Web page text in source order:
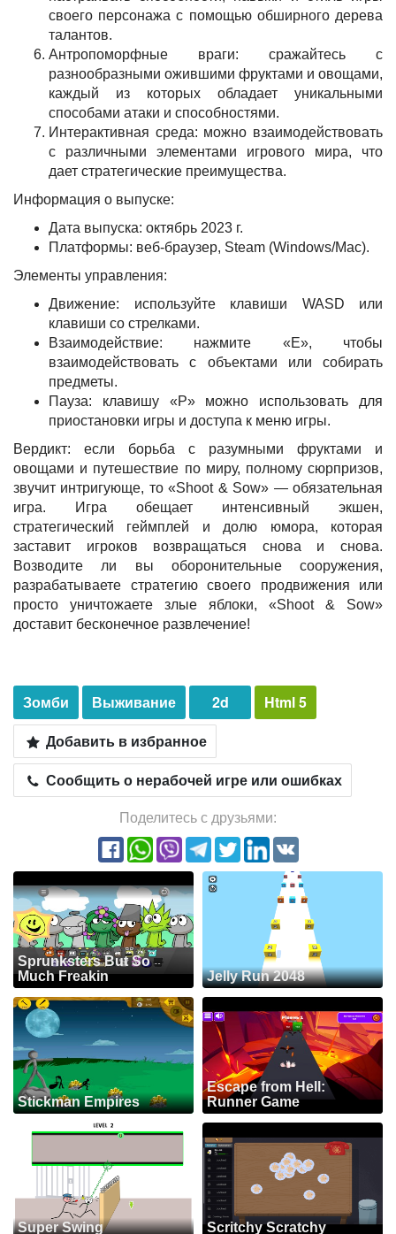
своего персонажа с помощью обширного дерева
талантов.
Антропоморфные враги: сражайтесь с
разнообразными ожившими фруктами и овощами,
каждый из которых обладает уникальными
способами атаки и способностями.
Интерактивная среда: можно взаимодействовать
с различными элементами игрового мира, что
дает стратегические преимущества.
Информация о выпуске:
Дата выпуска: октябрь 2023 г.
Платформы: веб-браузер, Steam (Windows/Mac).
Элементы управления:
Движение: используйте клавиши WASD или
клавиши со стрелками.
Взаимодействие: нажмите «E», чтобы
взаимодействовать с объектами или собирать
предметы.
Пауза: клавишу «P» можно использовать для
приостановки игры и доступа к меню игры.
Вердикт: если борьба с разумными фруктами и
овощами и путешествие по миру, полному сюрпризов,
звучит интригующе, то «Shoot & Sow» — обязательная
игра. Игра обещает интенсивный экшен,
стратегический геймплей и долю юмора, которая
заставит игроков возвращаться снова и снова.
Возводите ли вы оборонительные сооружения,
разрабатываете стратегию своего продвижения или
просто уничтожаете злые яблоки, «Shoot & Sow»
доставит бесконечное развлечение!
Зомби Выживание 2d
Html 5
Добавить в избранное
Сообщить о нерабочей игре или ошибках
Поделитесь с друзьями:
Sprunksters But So
Much Freakin
Jelly Run 2048
Stickman Empires
Escape from Hell:
Runner Game
Super Swing Scritchy Scratchy